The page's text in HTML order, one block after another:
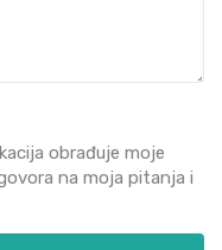
obrađuje moje
na moja pitanja i